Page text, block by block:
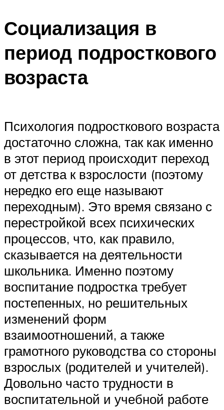
Социализация в
период подросткового
возраста
Психология подросткового возраста
достаточно сложна, так как именно
в этот период происходит переход
от детства к взрослости (поэтому
нередко его еще называют
переходным). Это время связано с
перестройкой всех психических
процессов, что, как правило,
сказывается на деятельности
школьника. Именно поэтому
воспитание подростка требует
постепенных, но решительных
изменений форм
взаимоотношений, а также
грамотного руководства со стороны
взрослых (родителей и учителей).
Довольно часто трудности в
воспитательной и учебной работе